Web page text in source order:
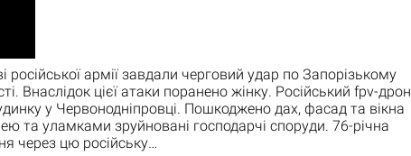
російської армії завдали черговий удар по Запорізькому
Внаслідок цієї атаки поранено жінку. Російський fpv-дрон
у Червонодніпровці. Пошкоджено дах, фасад та вікна
та уламками зруйновані господарчі споруди. 76-річна
через цю російську…